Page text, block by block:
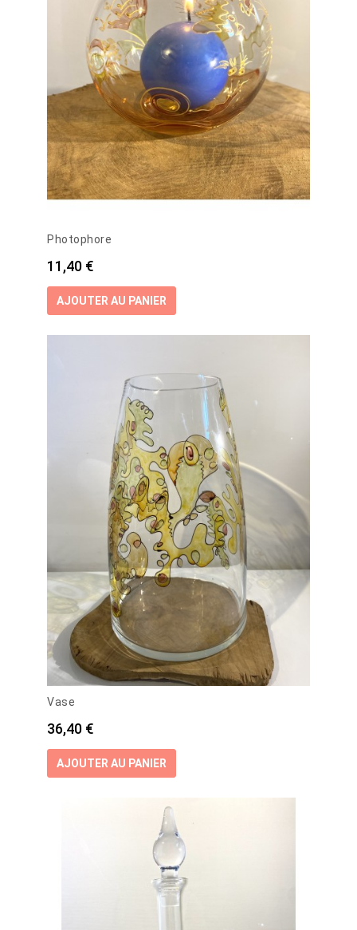
Photophore
Prix
11,40 €
AJOUTER AU PANIER
Vase
Prix
36,40 €
AJOUTER AU PANIER